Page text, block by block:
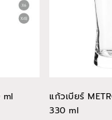
ml
แก้วเบียร์
330 ml